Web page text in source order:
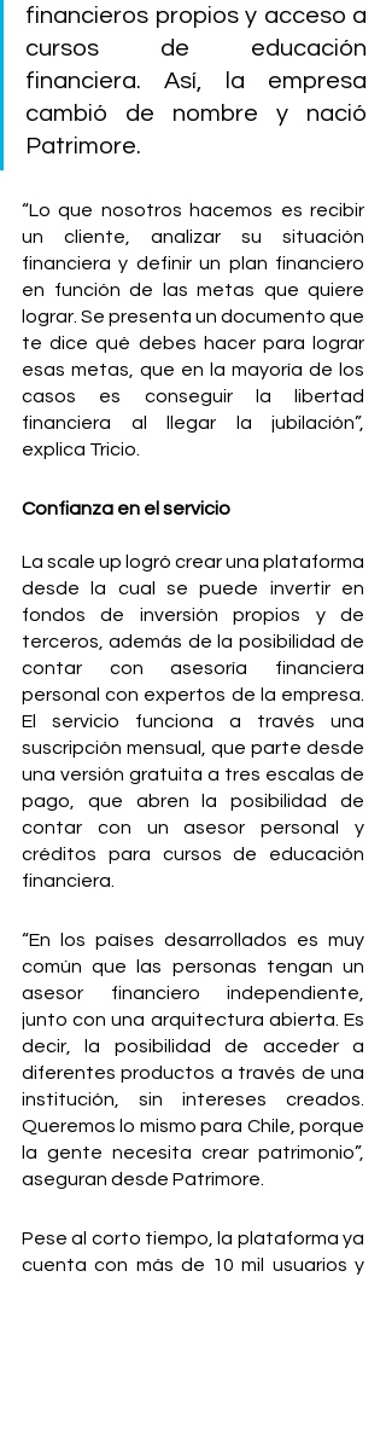
financieros propios y acceso a
cursos de educación
financiera. Así, la empresa
cambió de nombre y nació
Patrimore.
“Lo que nosotros hacemos es recibir
un cliente, analizar su situación
financiera y definir un plan financiero
en función de las metas que quiere
lograr. Se presenta un documento que
te dice qué debes hacer para lograr
esas metas, que en la mayoría de los
casos es conseguir la libertad
financiera al llegar la jubilación”,
explica Tricio.
Confianza en el servicio
La scale up logró crear una plataforma
desde la cual se puede invertir en
fondos de inversión propios y de
terceros, además de la posibilidad de
contar con asesoría financiera
personal con expertos de la empresa.
El servicio funciona a través una
suscripción mensual, que parte desde
una versión gratuita a tres escalas de
pago, que abren la posibilidad de
contar con un asesor personal y
créditos para cursos de educación
financiera.
“En los países desarrollados es muy
común que las personas tengan un
asesor financiero independiente,
junto con una arquitectura abierta. Es
decir, la posibilidad de acceder a
diferentes productos a través de una
institución, sin intereses creados.
Queremos lo mismo para Chile, porque
la gente necesita crear patrimonio”,
aseguran desde Patrimore.
Pese al corto tiempo, la plataforma ya
cuenta con más de 10 mil usuarios y